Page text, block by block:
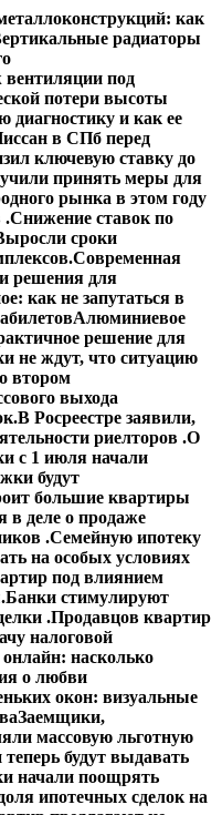
как
радиаторы
под
потери высоты
диагностику и как ее
в СПб перед
ключевую ставку до
принять меры для
рынка в этом году
.Снижение ставок по
сроки
Современная
решения для
как не запутаться в
Алюминиевое
решение для
не ждут, что ситуацию
втором
выхода
В Росреестре заявили,
риелторов .О
с 1 июля начали
будут
большие квартиры
в деле о продаже
.Семейную ипотеку
на особых условиях
под влиянием
Банки стимулируют
.Продавцов квартир
налоговой
насколько
о любви
окон: визуальные
Заемщики,
массовую льготную
будут выдавать
начали поощрять
ипотечных сделок на